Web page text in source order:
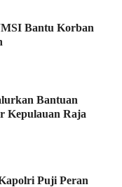
Bantu Korban
Bantuan
Kepulauan Raja
Puji Peran